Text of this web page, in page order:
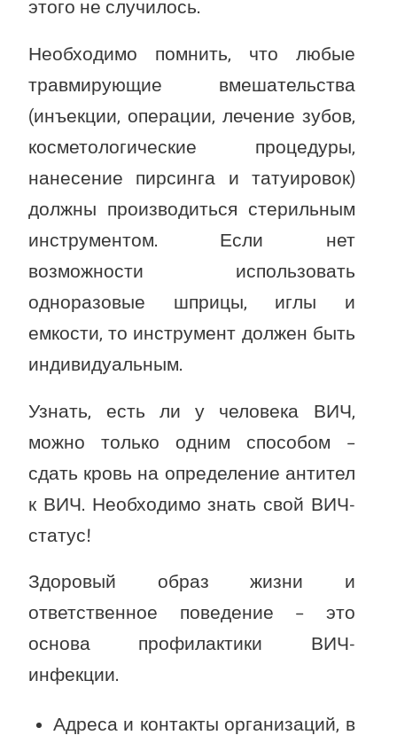
этого не случилось.
Необходимо помнить, что любые
травмирующие вмешательства
(инъекции, операции, лечение зубов,
косметологические процедуры,
нанесение пирсинга и татуировок)
должны производиться стерильным
инструментом. Если нет
возможности использовать
одноразовые шприцы, иглы и
емкости, то инструмент должен быть
индивидуальным.
Узнать, есть ли у человека ВИЧ,
можно только одним способом –
сдать кровь на определение антител
к ВИЧ. Необходимо знать свой ВИЧ-
статус!
Здоровый образ жизни и
ответственное поведение – это
основа профилактики ВИЧ-
инфекции.
Адреса и контакты организаций, в